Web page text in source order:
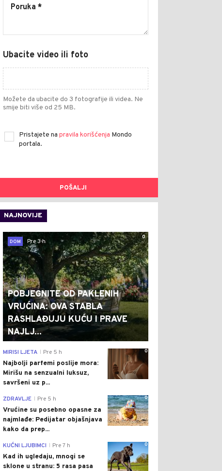
Ubacite video ili foto
Možete da ubacite do 3 fotografije ili videa. Ne
smije biti više od 25 MB.
Pristajete na pravila korišćenja Mondo
portala.
POŠALJI
NAJNOVIJE
0
DOM
Pre 3 h
POBJEGNITE OD PAKLENIH
VRUĆINA: OVA STABLA
RASHLAĐUJU KUĆU I PRAVE
NAJLJ...
0
MIRISI LJETA Pre 5 h
Najbolji parfemi poslije mora:
Mirišu na senzualni luksuz,
savršeni uz p...
0
ZDRAVLJE Pre 5 h
Vrućine su posebno opasne za
najmlađe: Pedijatar objašnjava
kako da prep...
0
KUĆNI LJUBIMCI Pre 7 h
Kad ih ugledaju, mnogi se
sklone u stranu: 5 rasa pasa